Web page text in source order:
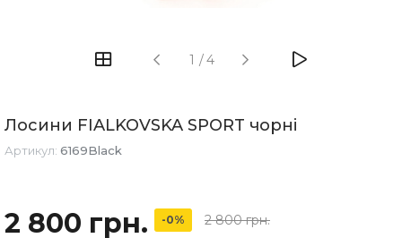
1 /4
Лосини FIALKOVSKA SPORT чорні
Артикул: 6169Black
2 800 грн. -0% 2 800 грн.